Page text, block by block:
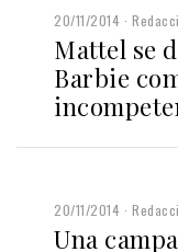
20/11/2014
Mattel se
Barbie
20/11/2014
Una